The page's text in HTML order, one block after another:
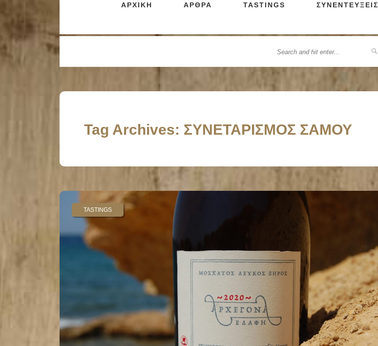
ΑΡΧΙΚΗ ΑΡΘΡΑ TASTINGS ΣΥΝΕΝΤΕΥΞΕΙΣ
Tag Archives: ΣΥΝΕΤΑΡΙΣΜΟΣ ΣΑΜΟΥ
TASTINGS